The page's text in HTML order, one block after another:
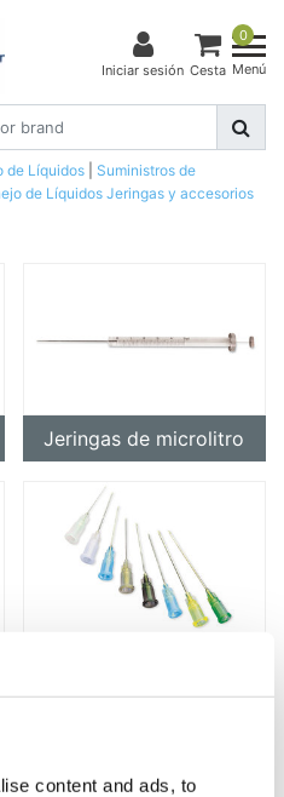
content and ads, to
Iniciar sesión
0
Cesta Menú
de Líquidos
Suministros de
de Líquidos Jeringas y accesorios
Jeringas de microlitro